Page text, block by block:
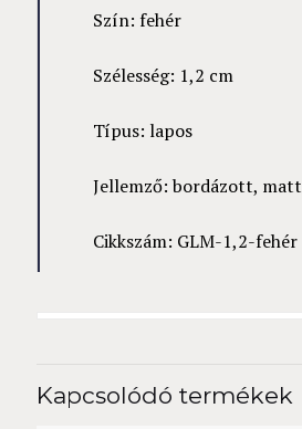
Szín: fehér
Szélesség: 1,2 cm
Típus: lapos
Jellemző: bordázott, matt
Cikkszám: GLM-1,2-fehér
Kapcsolódó termékek